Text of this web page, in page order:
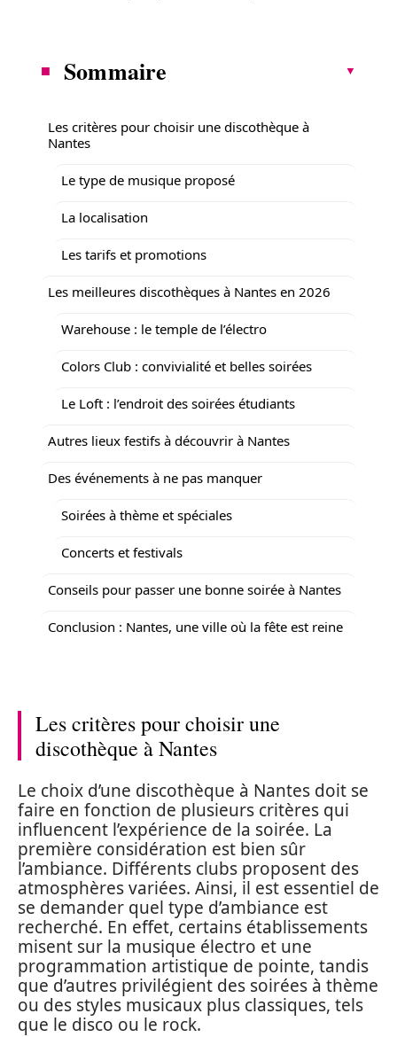
Sommaire
Les critères pour choisir une discothèque à
Nantes
Le type de musique proposé
La localisation
Les tarifs et promotions
Les meilleures discothèques à Nantes en 2026
Warehouse : le temple de l’électro
Colors Club : convivialité et belles soirées
Le Loft : l’endroit des soirées étudiants
Autres lieux festifs à découvrir à Nantes
Des événements à ne pas manquer
Soirées à thème et spéciales
Concerts et festivals
Conseils pour passer une bonne soirée à Nantes
Conclusion : Nantes, une ville où la fête est reine
Les critères pour choisir une
discothèque à Nantes
Le choix d’une discothèque à Nantes doit se
faire en fonction de plusieurs critères qui
influencent l’expérience de la soirée. La
première considération est bien sûr
l’ambiance. Différents clubs proposent des
atmosphères variées. Ainsi, il est essentiel de
se demander quel type d’ambiance est
recherché. En effet, certains établissements
misent sur la musique électro et une
programmation artistique de pointe, tandis
que d’autres privilégient des soirées à thème
ou des styles musicaux plus classiques, tels
que le disco ou le rock.